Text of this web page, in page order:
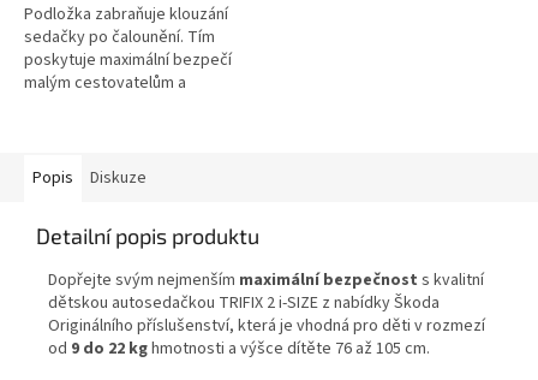
Podložka zabraňuje klouzání
sedačky po čalounění. Tím
poskytuje maximální bezpečí
malým cestovatelům a
Popis
Diskuze
Detailní popis produktu
Dopřejte svým nejmenším maximální bezpečnost s kvalitní
dětskou autosedačkou TRIFIX 2 i-SIZE z nabídky Škoda
Originálního příslušenství, která je vhodná pro děti v rozmezí
od 9 do 22 kghmotnosti a výšce dítěte 76 až 105 cm.